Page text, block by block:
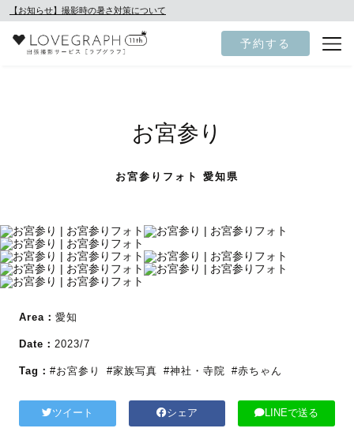
【お知らせ】撮影時の暑さ対策について
予約する
お宮参り
お宮参りフォト 愛知県
Area： 愛知
Date： 2023/7
Tag： #お宮参り #家族写真 #神社・寺院 #赤ちゃん
ツイート シェア LINEで送る